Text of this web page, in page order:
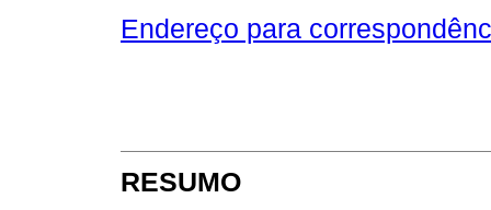
Endereço para
RESUMO